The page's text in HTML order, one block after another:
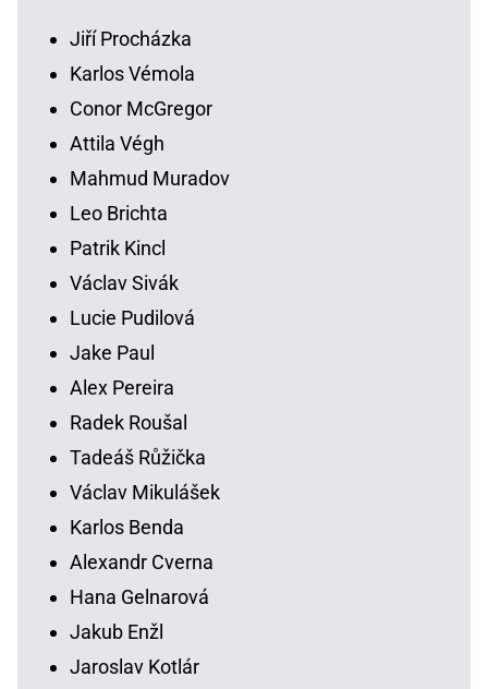
Jiří Procházka
Karlos Vémola
Conor McGregor
Attila Végh
Mahmud Muradov
Leo Brichta
Patrik Kincl
Václav Sivák
Lucie Pudilová
Jake Paul
Alex Pereira
Radek Roušal
Tadeáš Růžička
Václav Mikulášek
Karlos Benda
Alexandr Cverna
Hana Gelnarová
Jakub Enžl
Jaroslav Kotlár